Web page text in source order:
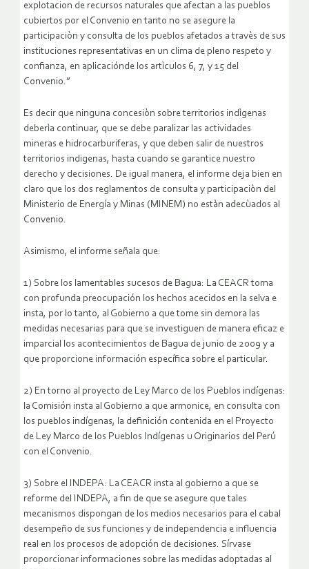
explotacion de recursos naturales que afectan a las pueblos
cubiertos por el Convenio en tanto no se asegure la
participaciòn y consulta de los pueblos afetados a travès de sus
instituciones representativas en un clima de pleno respeto y
confianza, en aplicaciónde los artìculos 6, 7, y 15 del
Convenio.”
Es decir que ninguna concesiòn sobre territorios indìgenas
deberìa continuar, que se debe paralizar las actividades
mineras e hidrocarburiferas, y que deben salir de nuestros
territorios indigenas, hasta cuando se garantice nuestro
derecho y decisiones. De igual manera, el informe deja bien en
claro que los dos reglamentos de consulta y participaciòn del
Ministerio de Energía y Minas (MINEM) no estàn adecùados al
Convenio.
Asimismo, el informe señala que:
1) Sobre los lamentables sucesos de Bagua: La CEACR toma
con profunda preocupación los hechos acecidos en la selva e
insta, por lo tanto, al Gobierno a que tome sin demora las
medidas necesarias para que se investiguen de manera eficaz e
imparcial los acontecimientos de Bagua de junio de 2009 y a
que proporcione información específica sobre el particular.
2) En torno al proyecto de Ley Marco de los Pueblos indígenas:
la Comisión insta al Gobierno a que armonice, en consulta con
los pueblos indígenas, la definición contenida en el Proyecto
de Ley Marco de los Pueblos Indígenas u Originarios del Perú
con el Convenio.
3) Sobre el INDEPA: La CEACR insta al gobierno a que se
reforme del INDEPA, a fin de que se asegure que tales
mecanismos dispongan de los medios necesarios para el cabal
desempeño de sus funciones y de independencia e influencia
real en los procesos de adopción de decisiones. Sírvase
proporcionar informaciones sobre las medidas adoptadas al